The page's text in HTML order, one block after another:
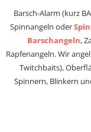
Barsch-Alarm (kurz
Spinnangeln oder
Barschangeln,
Rapfenangeln. Wir
Twitchbaits),
Spinnern, Blinkern